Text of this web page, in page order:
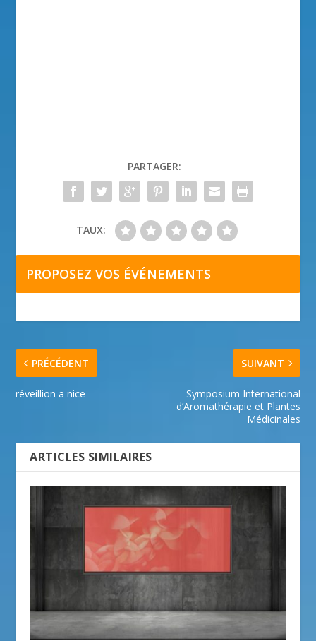
PARTAGER:
TAUX:
PROPOSEZ VOS ÉVÉNEMENTS
PRÉCÉDENT
réveillion a nice
SUIVANT
Symposium International
d’Aromathérapie et Plantes
Médicinales
ARTICLES SIMILAIRES